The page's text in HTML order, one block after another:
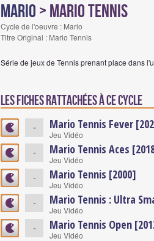
Mario> Mario Tennis
Cycle de l'oeuvre : Mario
Titre Original : Mario Tennis
Série de jeux de Tennis prenant place dans
Les fiches rattachées à ce cycle
- Mario Tennis Fever
Jeu Vidéo
-
Mario Tennis Aces
Jeu Vidéo
-
Mario Tennis [2000]
Jeu Vidéo
-
Mario Tennis : Ultra
Jeu Vidéo
-
Mario Tennis Open
Jeu Vidéo